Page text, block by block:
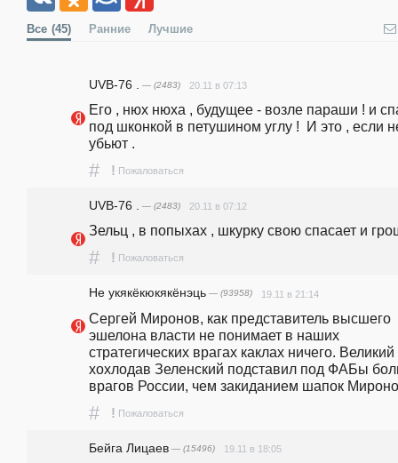
Все (45) Ранние Лучшие
UVB-76 . — (2483) 20.11 в 07:13
Его , нюх нюха , будущее - возле параши ! и
под шконкой в петушином углу !  И это , если
убьют .
# ! Пожаловаться
UVB-76 . — (2483) 20.11 в 07:12
Зельц , в попыхах , шкурку свою спасает и
# ! Пожаловаться
Не укякёкюкякёнэць — (93958) 19.11 в 21:14
Сергей Миронов, как представитель высшего
эшелона власти не понимает в наших
стратегических врагах каклах ничего. Великий
хохлодав Зеленский подставил под ФАБы
врагов России, чем закиданием шапок
# ! Пожаловаться
Бейга Лицаев — (15496) 19.11 в 18:05